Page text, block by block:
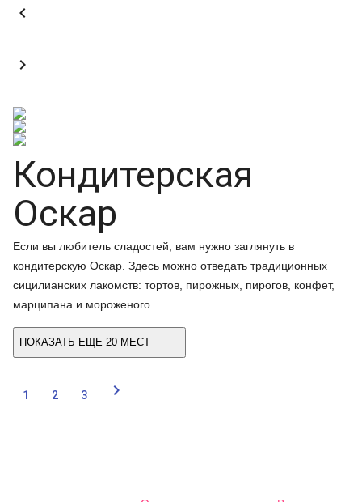


Кондитерская
Оскар
Если вы любитель сладостей, вам нужно заглянуть в
кондитерскую Оскар. Здесь можно отведать традиционных
сицилианских лакомств: тортов, пирожных, пирогов, конфет,
марципана и мороженого.
ПОКАЗАТЬ ЕЩЕ 20 МЕСТ
1 2 3 